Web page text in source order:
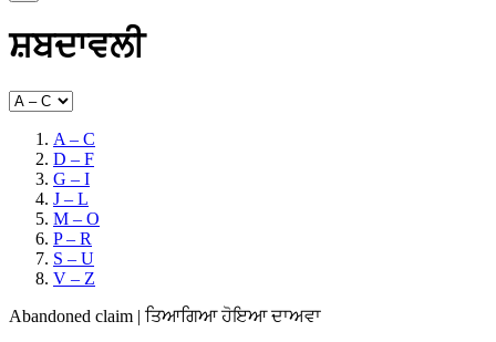
ਸ਼ਬਦਾਵਲੀ
A – C
D – F
G – I
J – L
M – O
P – R
S – U
V – Z
Abandoned claim | ਤਿਆਗਿਆ ਹੋਇਆ ਦਾਅਵਾ